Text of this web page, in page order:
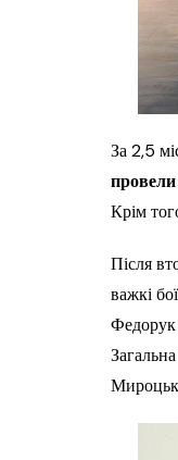
За 2,5
Крім
Після
важкі
Федорук
Загальна